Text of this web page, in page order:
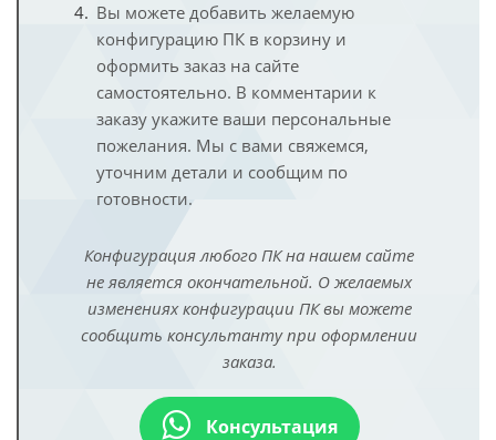
Вы можете добавить желаемую
конфигурацию ПК в корзину и
оформить заказ на сайте
самостоятельно. В комментарии к
заказу укажите ваши персональные
пожелания. Мы с вами свяжемся,
уточним детали и сообщим по
готовности.
Конфигурация любого ПК на нашем сайте
не является окончательной. О желаемых
изменениях конфигурации ПК вы можете
сообщить консультанту при оформлении
заказа.
Консультация